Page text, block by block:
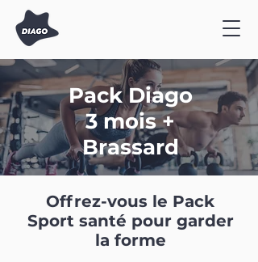
Pack Diago
3 mois +
Brassard
Offrez-vous le Pack
Sport santé pour garder
la forme